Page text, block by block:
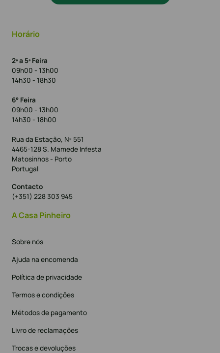
Horário
2ª a 5ª Feira
09h00 - 13h00
14h30 - 18h30
6° Feira
09h00 - 13h00
14h30 - 18h00
Rua da Estação, Nº 551
4465-128 S. Mamede Infesta
Matosinhos - Porto
Portugal
Contacto
(+351) 228 303 945
A Casa Pinheiro
Sobre nós
Ajuda na encomenda
Política de privacidade
Termos e condições
Métodos de pagamento
Livro de reclamações
Trocas e devoluções